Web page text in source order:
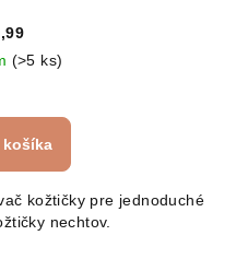
(>5 ks)
košíka
kožtičky pre jednoduché
nechtov.